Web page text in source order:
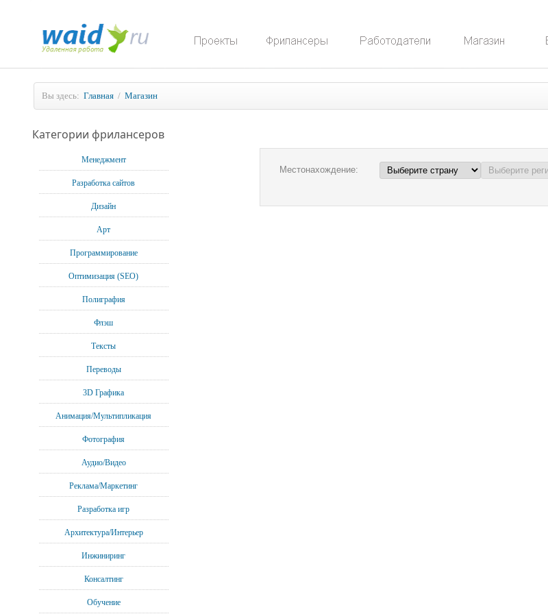
Вы здесь: Главная / Магазин
Категории фрилансеров
Менеджмент
Разработка сайтов
Дизайн
Арт
Программирование
Оптимизация (SEO)
Полиграфия
Флэш
Тексты
Переводы
3D Графика
Анимация/Мультипликация
Фотография
Аудио/Видео
Реклама/Маркетинг
Разработка игр
Архитектура/Интерьер
Инжиниринг
Консалтинг
Обучение
Местонахождение: